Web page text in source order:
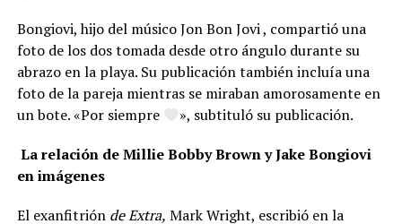
Bongiovi, hijo del músico Jon Bon Jovi , compartió una
foto de los dos tomada desde otro ángulo durante su
abrazo en la playa. Su publicación también incluía una
foto de la pareja mientras se miraban amorosamente en
un bote. «Por siempre
», subtituló su publicación.
La relación de Millie Bobby Brown y Jake Bongiovi
en imágenes
El exanfitrión de Extra, Mark Wright, escribió en la